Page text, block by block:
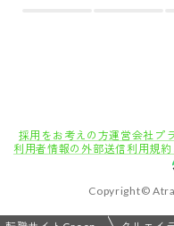
採用をお考えの方運営会社 プ
利用者情報の外部送信利用規約
Copyright©